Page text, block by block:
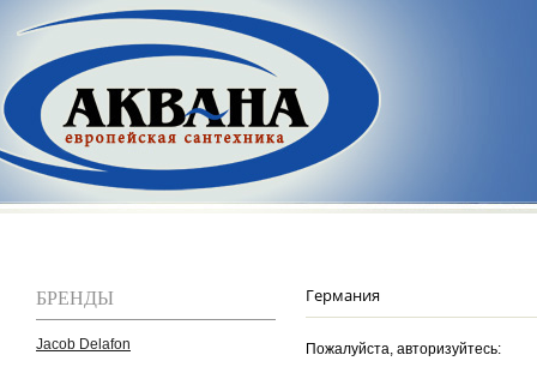
БРЕНДЫ
Jacob Delafon
Германия
Пожалуйста, авторизуйтесь: